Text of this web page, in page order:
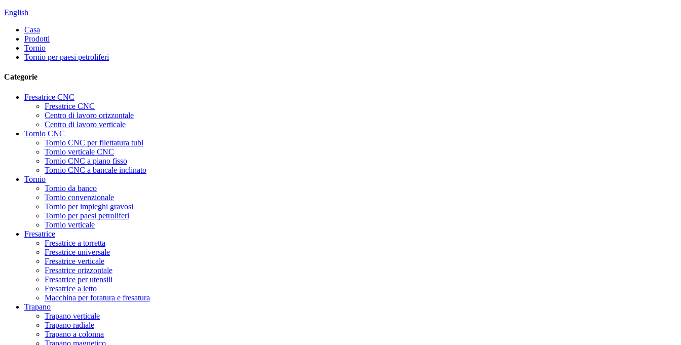
English
Casa
Prodotti
Tornio
Tornio per paesi petroliferi
Categorie
Fresatrice CNC
Fresatrice CNC
Centro di lavoro orizzontale
Centro di lavoro verticale
Tornio CNC
Tornio CNC per filettatura tubi
Tornio verticale CNC
Tornio CNC a piano fisso
Tornio CNC a bancale inclinato
Tornio
Tornio da banco
Tornio convenzionale
Tornio per impieghi gravosi
Tornio per paesi petroliferi
Tornio verticale
Fresatrice
Fresatrice a torretta
Fresatrice universale
Fresatrice verticale
Fresatrice orizzontale
Fresatrice per utensili
Fresatrice a letto
Macchina per foratura e fresatura
Trapano
Trapano verticale
Trapano radiale
Trapano a colonna
Trapano magnetico